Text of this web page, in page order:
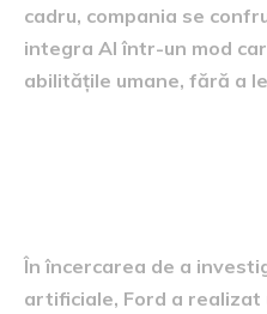
cadru, compania se
integra AI într-un mod
abilitățile umane, fără a
În încercarea de a
artificiale, Ford a